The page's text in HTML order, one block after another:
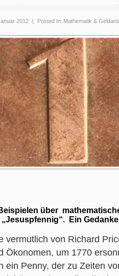
2012 | Posted In: Mathematik &
über
Ein
vermutlich von Richard
Ökonomen, um 1770
ein Penny, der zu Zeiten